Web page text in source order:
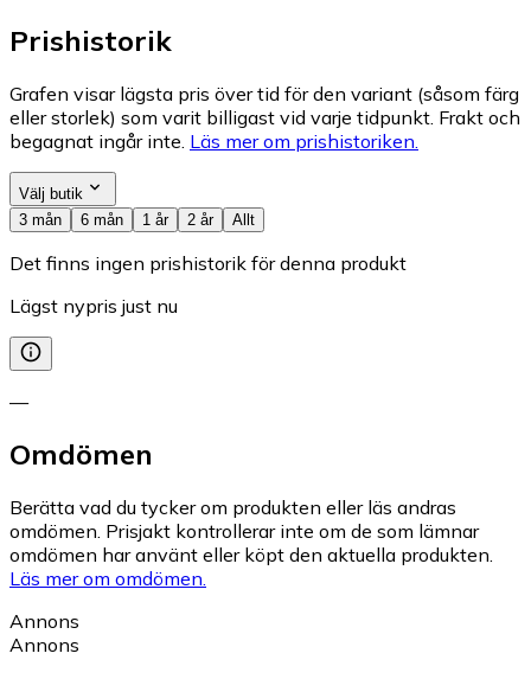
Prishistorik
Grafen visar lägsta pris över tid för den variant (såsom färg
eller storlek) som varit billigast vid varje tidpunkt. Frakt och
begagnat ingår inte. Läs mer om prishistoriken.
Välj butik
3 mån
6 mån 1 år 2 år Allt
Det finns ingen prishistorik för denna produkt
Lägst nypris just nu
—
Omdömen
Berätta vad du tycker om produkten eller läs andras
omdömen. Prisjakt kontrollerar inte om de som lämnar
omdömen har använt eller köpt den aktuella produkten.
Läs mer om omdömen.
Annons
Annons